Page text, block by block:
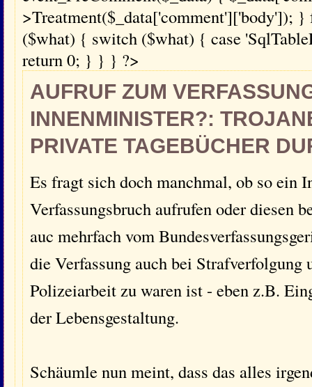
>Treatment($_data['comment']['body']); }
($what) { switch ($what) { case
return 0; } } } ?>
AUFRUF ZUM
INNENMINISTER?:
PRIVATE TAGEBÜCHER
Es fragt sich doch manchmal, ob so ein
Verfassungsbruch aufrufen oder diesen
auc mehrfach vom
die Verfassung auch bei Strafverfolgung
Polizeiarbeit zu waren ist - eben z.B.
der Lebensgestaltung.
Schäumle nun meint, dass das alles